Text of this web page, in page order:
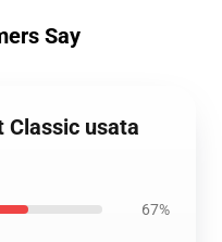
Say
Classic usata
67%